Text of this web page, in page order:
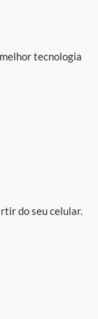
tecnologia
do seu celular.